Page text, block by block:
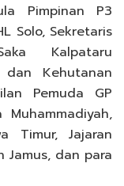
Pimpinan P3
Solo, Sekretaris
Kalpataru
Kehutanan
Pemuda GP
Timur, Jajaran
Jamus, dan para